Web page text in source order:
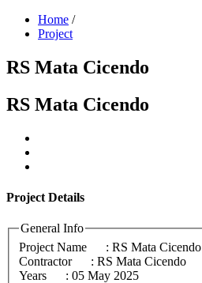
Home /
Project
RS Mata Cicendo
RS Mata Cicendo
Project Details
General Info
Project Name
: RS Mata Cicendo
Contractor
: RS Mata Cicendo
Years
: 05 May 2025